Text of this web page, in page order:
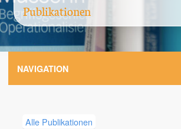
Publikationen
NAVIGATION
Alle Publikationen